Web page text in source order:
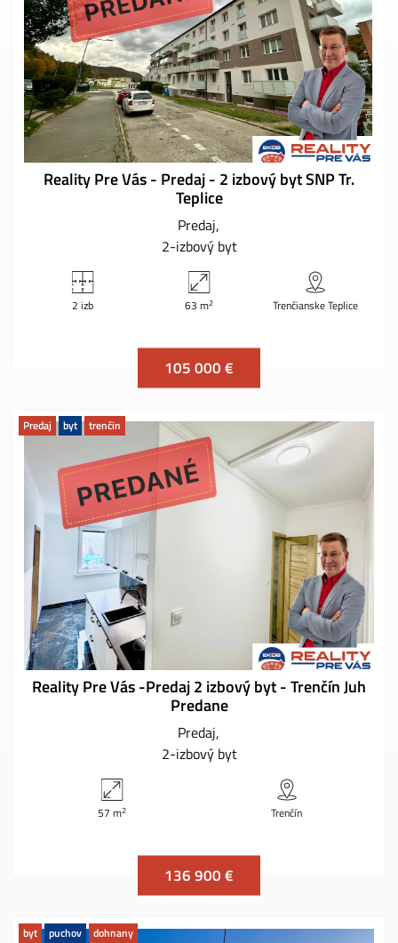
Reality Pre Vás - Predaj - 2 izbový byt SNP Tr.
Teplice
Predaj
2-izbový byt
2 izb 63 m2 Trenčianske Teplice
105 000 €
Predaj byt trenčin
Reality Pre Vás -Predaj 2 izbový byt - Trenčín Juh
Predane
Predaj
2-izbový byt
57 m2 Trenčín
136 900 €
byt puchov dohnany